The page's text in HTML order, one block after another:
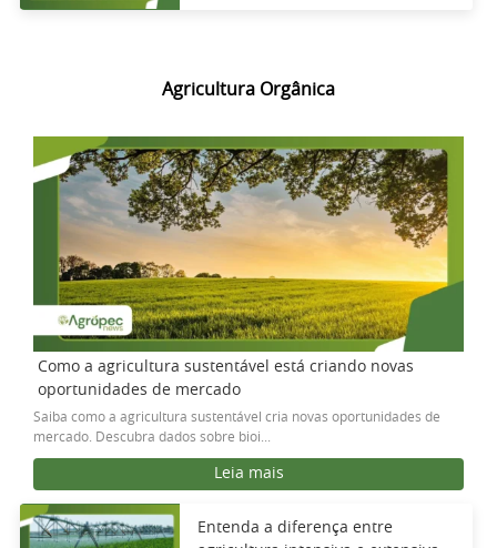
Agricultura Orgânica
Como a agricultura sustentável está criando novas
oportunidades de mercado
Saiba como a agricultura sustentável cria novas oportunidades de
mercado. Descubra dados sobre bioi...
Leia mais
Entenda a diferença entre